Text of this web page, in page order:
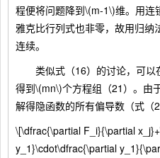
程便将问题降到\(m-1\)维。用
雅克比行列式也非零，故用归纳
连续。
类似式（16）的讨论，可以
得到\(mn\)个方程组（21）。由
解得隐函数的所有偏导数（式（
\[\dfrac{\partial F_i}{\partial
y_1}\cdot\dfrac{\partial